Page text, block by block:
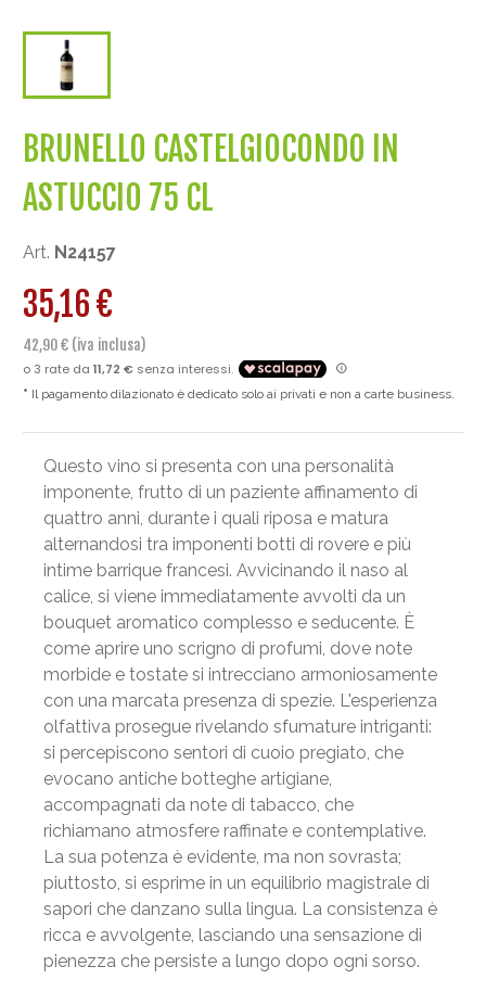
BRUNELLO CASTELGIOCONDO IN
ASTUCCIO 75 CL
Art. N24157
35,16 €
42,90 € (iva inclusa)
Il pagamento dilazionato è dedicato solo ai privati e non a carte business.
Questo vino si presenta con una personalità
imponente, frutto di un paziente affinamento di
quattro anni, durante i quali riposa e matura
alternandosi tra imponenti botti di rovere e più
intime barrique francesi. Avvicinando il naso al
calice, si viene immediatamente avvolti da un
bouquet aromatico complesso e seducente. È
come aprire uno scrigno di profumi, dove note
morbide e tostate si intrecciano armoniosamente
con una marcata presenza di spezie. L'esperienza
olfattiva prosegue rivelando sfumature intriganti:
si percepiscono sentori di cuoio pregiato, che
evocano antiche botteghe artigiane,
accompagnati da note di tabacco, che
richiamano atmosfere raffinate e contemplative.
La sua potenza è evidente, ma non sovrasta;
piuttosto, si esprime in un equilibrio magistrale di
sapori che danzano sulla lingua. La consistenza è
ricca e avvolgente, lasciando una sensazione di
pienezza che persiste a lungo dopo ogni sorso.